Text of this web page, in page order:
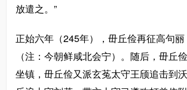
放遣之。”
正始六年（245年），毌丘俭再征高句
（注：今朝鲜咸北会宁）。随后，毌丘
坐镇，毌丘俭又派玄菟太守王颀追击到